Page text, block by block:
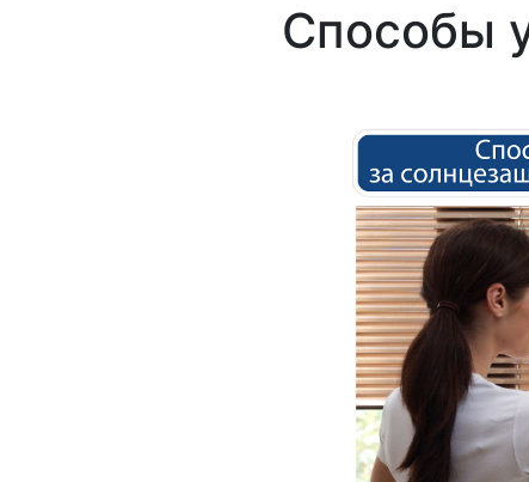
Способы